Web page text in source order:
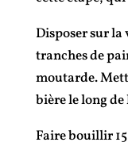
Disposer sur la
tranches de
moutarde.
bière le long
Faire bouillir